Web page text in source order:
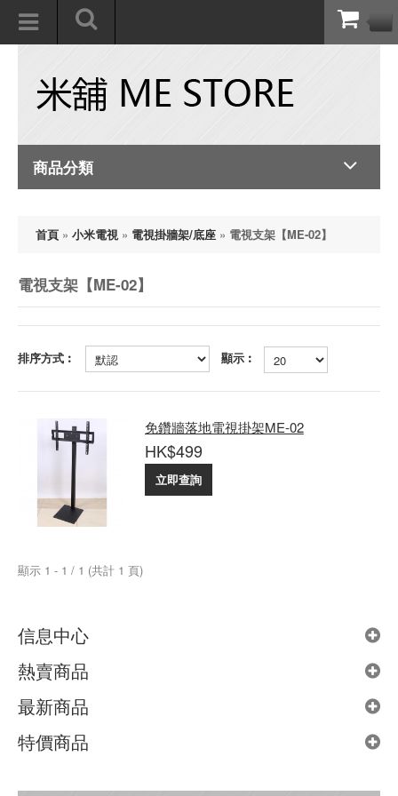
商品分類
首頁 » 小米電視» 電視掛牆架/底座 » 電視支架【ME-02】
電視支架【ME-02】
排序方式︰ 顯示︰
免鑽牆落地電視掛架ME-02
HK$499
立即查詢
顯示 1 - 1 / 1 (共計 1 頁)
信息中心
熱賣商品
最新商品
特價商品